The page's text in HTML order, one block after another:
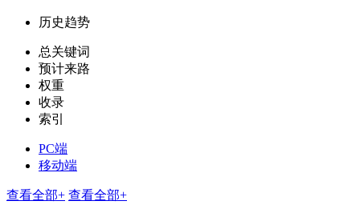
历史趋势
总关键词
预计来路
权重
收录
索引
PC端
移动端
查看全部+ 查看全部+